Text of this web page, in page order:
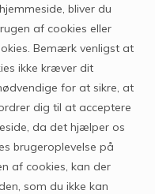
bliver du
af cookies eller
Bemærk venligst at
ikke kræver dit
for at sikre, at
dig til at acceptere
da det hjælper os
brugeroplevelse på
af cookies, kan der
som du ikke kan